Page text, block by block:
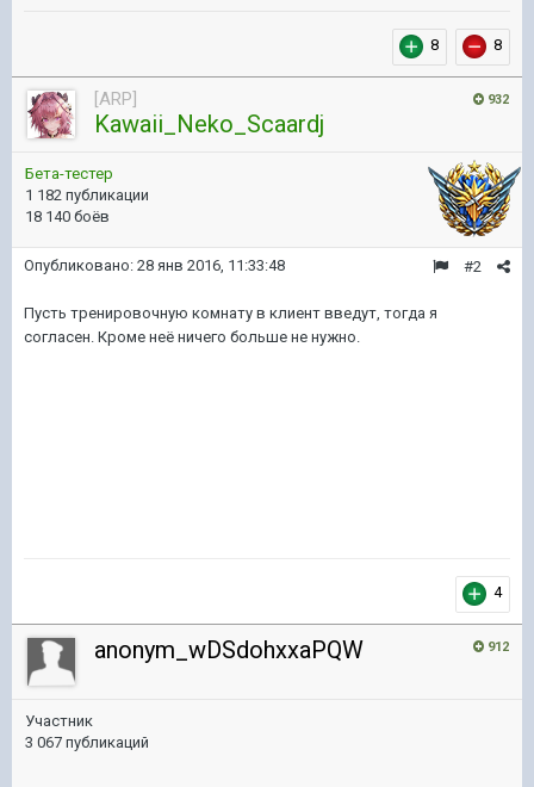
8 8
932
[ARP]
Kawaii_Neko_Scaardj
Бета-тестер
1 182 публикации
18 140 боёв
#2
Опубликовано: 28 янв 2016, 11:33:48
Пусть тренировочную комнату в клиент введут, тогда я
согласен. Кроме неё ничего больше не нужно.
4
912
anonym_wDSdohxxaPQW
Участник
3 067 публикаций